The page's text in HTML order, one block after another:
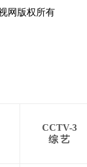
网 版权所有
CCTV-3
综 艺